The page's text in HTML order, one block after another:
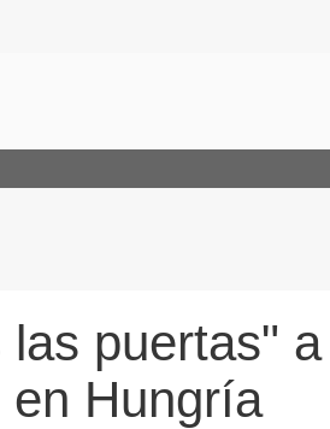
puertas"
en Hungría